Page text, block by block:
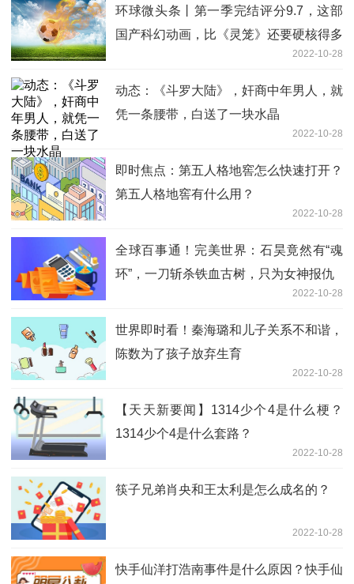
环球微头条丨第一季完结评分9.7，这部
国产科幻动画，比《灵笼》还要硬核得多
2022-10-28
动态：《斗罗大陆》，奸商中年男人，就
凭一条腰带，白送了一块水晶
2022-10-28
即时焦点：第五人格地窖怎么快速打开？
第五人格地窖有什么用？
2022-10-28
全球百事通！完美世界：石昊竟然有“魂
环”，一刀斩杀铁血古树，只为女神报仇
2022-10-28
世界即时看！秦海璐和儿子关系不和谐，
陈数为了孩子放弃生育
2022-10-28
【天天新要闻】1314少个4是什么梗？
1314少个4是什么套路？
2022-10-28
筷子兄弟肖央和王太利是怎么成名的？
2022-10-28
快手仙洋打浩南事件是什么原因？快手仙